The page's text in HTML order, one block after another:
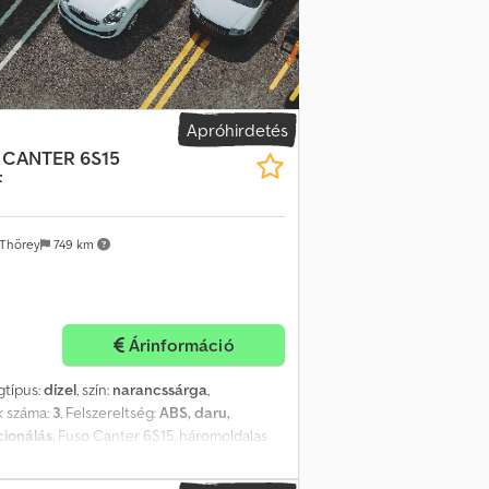
indulási asszisztens emelkedőn,
1000 kg, 1800 lap, hűtés: Thermo-King V-
Dkjdpjzqhq Nefx Ag Rjr
Apróhirdetés
749 km
6S15
Árinformáció
dízel, szín: narancssárga,
száma: 3, Felszereltség:ABS, daru,
, Fuso Canter 6S15, háromoldalas
azonnal elérhető * 3,0 literes turbó
váltó * Tengelytáv 2800 mm * Hátsó